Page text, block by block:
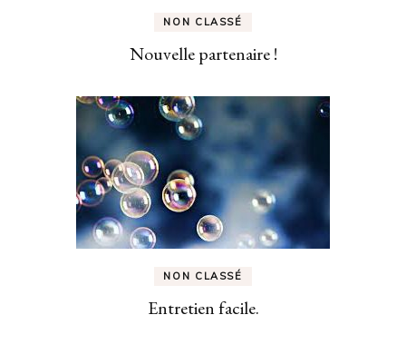
NON CLASSÉ
Nouvelle partenaire !
NON CLASSÉ
Entretien facile.